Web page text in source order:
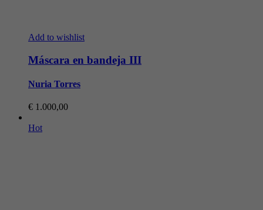
Add to wishlist
Máscara en bandeja III
Nuria Torres
€ 1.000,00
Hot